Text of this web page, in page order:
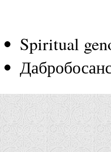
Spiritual